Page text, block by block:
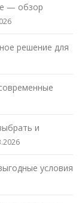
— обзор
решение для
и
условия